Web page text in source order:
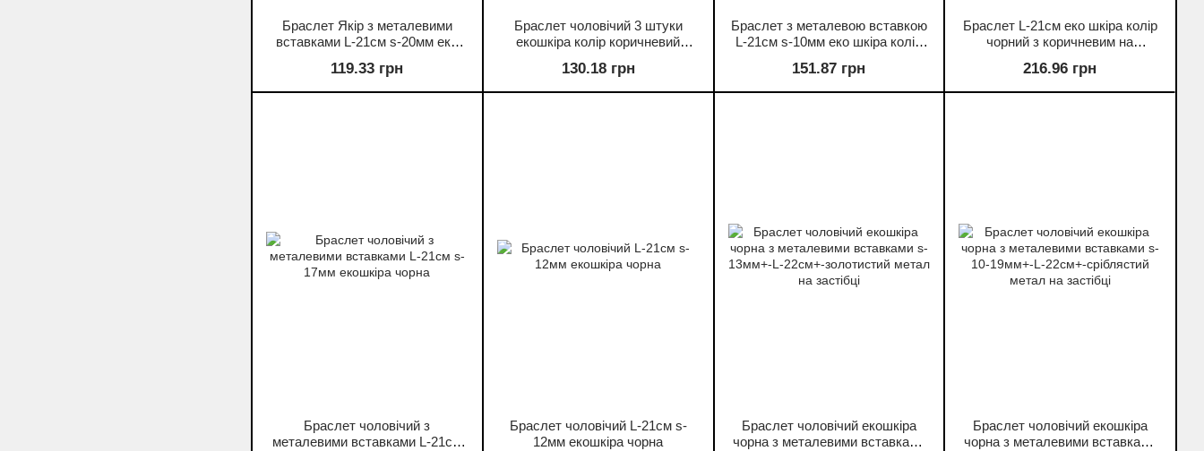
Браслет Якір з металевими
вставками L-21см s-20мм еко
застібці
119.33 грн
Браслет чоловічий 3 штуки
екошкіра колір коричневий
130.18 грн
Браслет з металевою вставкою
L-21см s-10мм еко шкіра колір
151.87 грн
Браслет L-21см еко шкіра колір
чорний з коричневим на
216.96 грн
Браслет чоловічий з
металевими вставками L-21см
Браслет чоловічий L-21см s-
12мм екошкіра чорна
Браслет чоловічий екошкіра
чорна з металевими вставками
Браслет чоловічий екошкіра
чорна з металевими вставками